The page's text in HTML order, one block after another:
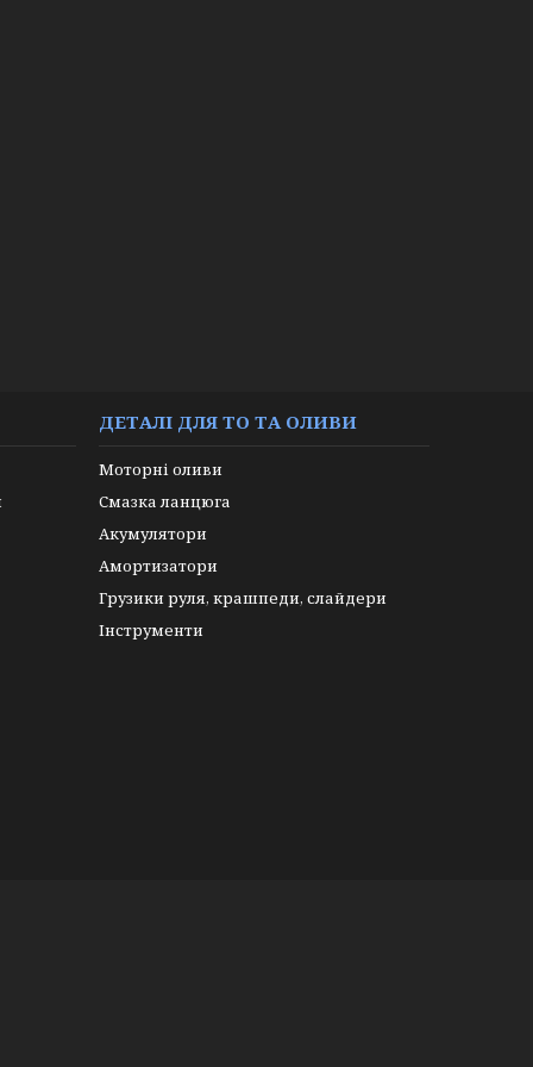
ДЕТАЛІ ДЛЯ ТО ТА ОЛИВИ
Моторні оливи
Смазка ланцюга
Акумулятори
Амортизатори
Грузики руля, крашпеди, слайдери
Інструменти